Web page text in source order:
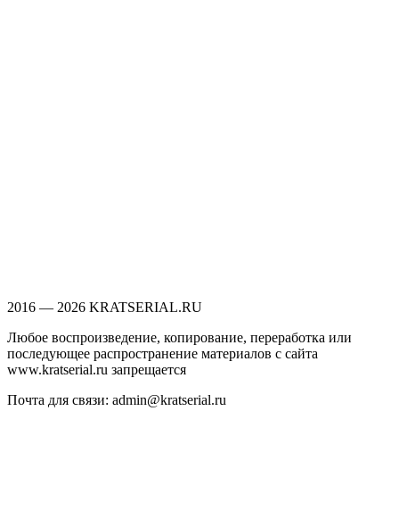
2016 — 2026 KRATSERIAL.RU
Любое воспроизведение, копирование, переработка или
последующее распространение материалов с сайта
www.kratserial.ru запрещается
Почта для связи: admin@kratserial.ru